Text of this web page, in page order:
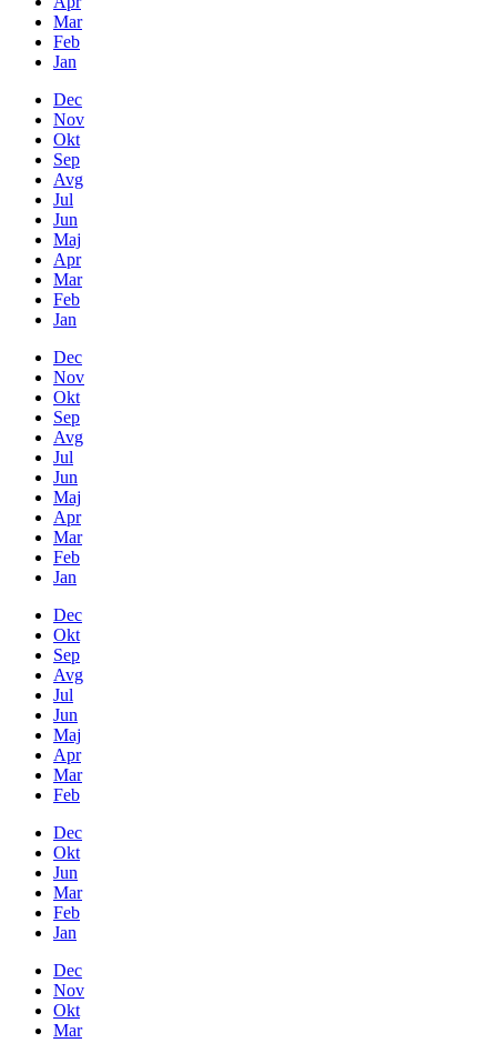
Mar
Feb
Jan
Dec
Nov
Okt
Sep
Avg
Jul
Jun
Maj
Apr
Mar
Feb
Jan
Dec
Nov
Okt
Sep
Avg
Jul
Jun
Maj
Apr
Mar
Feb
Jan
Dec
Okt
Sep
Avg
Jul
Jun
Maj
Apr
Mar
Feb
Dec
Okt
Jun
Mar
Feb
Jan
Dec
Nov
Okt
Mar